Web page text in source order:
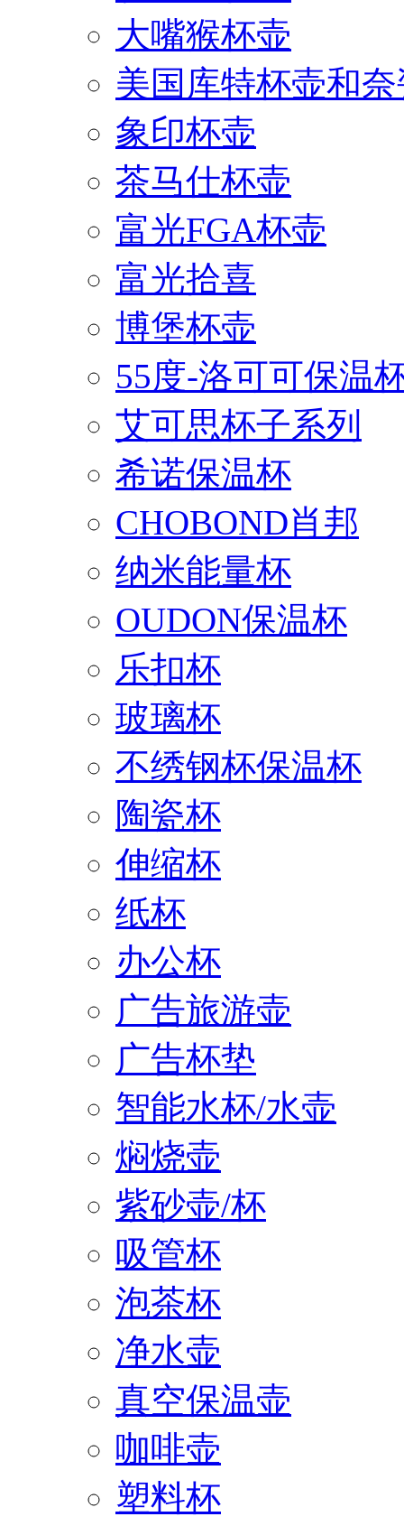
大嘴猴杯壶
美国库特杯壶和
象印杯壶
茶马仕杯壶
富光FGA杯壶
富光拾喜
博堡杯壶
55度-洛可可保温
艾可思杯子系列
希诺保温杯
CHOBOND肖邦
纳米能量杯
OUDON保温杯
乐扣杯
玻璃杯
不绣钢杯保温杯
陶瓷杯
伸缩杯
纸杯
办公杯
广告旅游壶
广告杯垫
智能水杯/水壶
焖烧壶
紫砂壶/杯
吸管杯
泡茶杯
净水壶
真空保温壶
咖啡壶
塑料杯